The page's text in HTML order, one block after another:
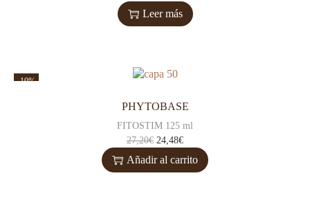
Leer más
-10%
PHYTOBASE
FITOSTIM 125 ml
27,20€ 24,48€
Añadir al carrito